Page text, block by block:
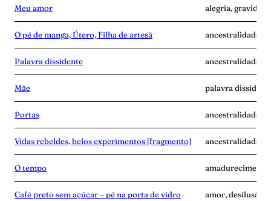
Meu amor alegria,
O pé de manga, Útero, Filha de artesã ancestralidade,
Palavra dissidente ancestralidade,
Mãe palavra
Portas ancestralidade,
Vidas rebeldes, belos experimentos [fragmento] ancestralidade,
O tempo
Café preto sem açúcar – pé na porta de vidro amor, desilusão,